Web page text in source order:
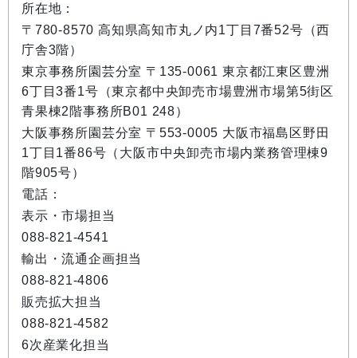
所在地：
〒780-8570 高知県高知市丸ノ内1丁目7番52号（西
庁舎3階）
東京事務所園芸分室 〒135-0061 東京都江東区豊洲
6丁目3番1号（東京都中央卸売市場豊洲市場第5街区
青果棟2階事務所B01 248）
大阪事務所園芸分室 〒553-0005 大阪市福島区野田
1丁目1番86号（大阪市中央卸売市場内業務管理棟9
階905号）
電話：
表示・市場担当
088-821-4541
輸出・流通企画担当
088-821-4806
販売拡大担当
088-821-4582
6次産業化担当